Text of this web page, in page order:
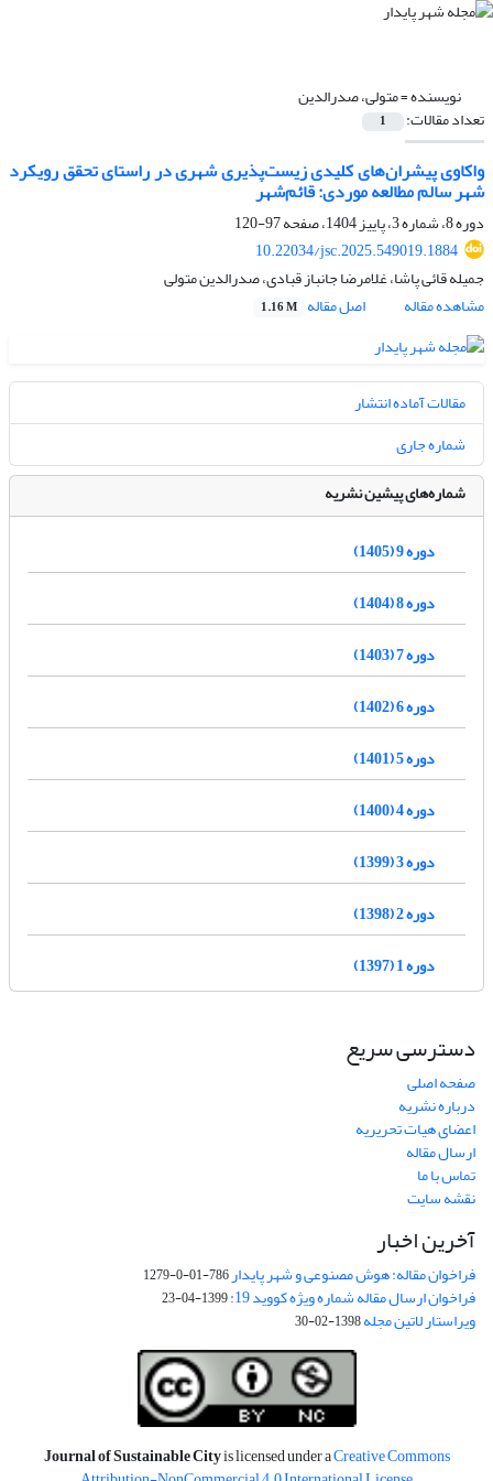
نویسنده =متولی، صدرالدین
تعداد مقالات: 1
واکاوی پیشران‌های کلیدی زیست‌پذیری شهری در راستای تحقق رویکرد
شهر سالم مطالعه موردی: قائم‌شهر
دوره 8، شماره 3، پاییز 1404، صفحه
97-120
10.22034/jsc.2025.549019.1884
جمیله قائی پاشا، غلامرضا جانباز قبادی، صدرالدین متولی
مشاهده مقاله
اصل مقاله 1.16 M
مقالات آماده انتشار
شماره جاری
شماره‌های پیشین نشریه
دوره 9 (1405)
دوره 8 (1404)
دوره 7 (1403)
دوره 6 (1402)
دوره 5 (1401)
دوره 4 (1400)
دوره 3 (1399)
دوره 2 (1398)
دوره 1 (1397)
دسترسی سریع
صفحه اصلی
درباره نشریه
اعضای هیات تحریریه
ارسال مقاله
تماس با ما
نقشه سایت
آخرین اخبار
فراخوان مقاله: هوش مصنوعی و شهر پایدار786-01-0-1279
فراخوان ارسال مقاله شماره ویژه کووید 19: 1399-04-23
ویراستار لاتین مجله1398-02-30
Journal of Sustainable Cityis licensed under aCreative Commons